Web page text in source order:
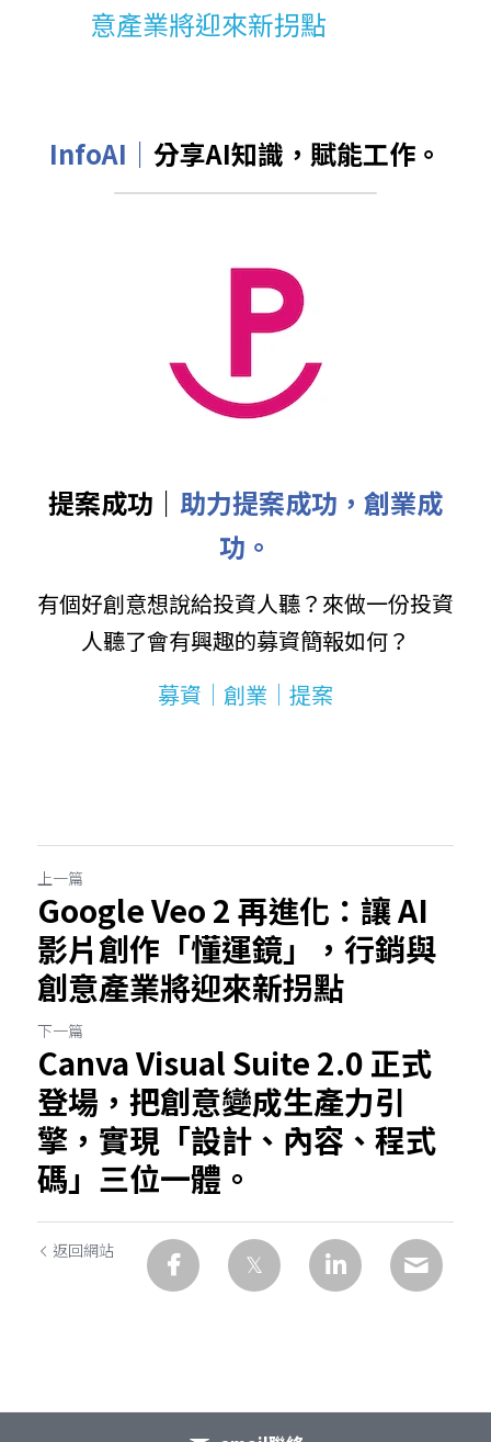
意產業將迎來新拐點
InfoAI｜ 分享AI知識，賦能工作。
提案成功｜ 助力提案成功，創業成
功。
有個好創意想說給投資人聽？來做一份投資
人聽了會有興趣的募資簡報如何？
募資｜創業｜提案
上一篇
Google Veo 2 再進化：讓 AI
影片創作「懂運鏡」，行銷與
創意產業將迎來新拐點
下一篇
Canva Visual Suite 2.0 正式
登場，把創意變成生產力引
擎，實現「設計、內容、程式
碼」三位一體。
返回網站